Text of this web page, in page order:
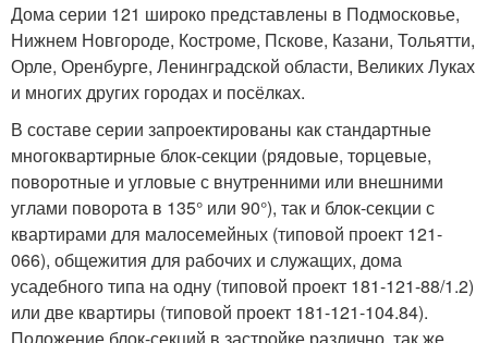
Дома серии 121 широко представлены в Подмосковье,
Нижнем Новгороде, Костроме, Пскове, Казани, Тольятти,
Орле, Оренбурге, Ленинградской области, Великих Луках
и многих других городах и посёлках.
В составе серии запроектированы как стандартные
многоквартирные блок-секции (рядовые, торцевые,
поворотные и угловые с внутренними или внешними
углами поворота в 135° или 90°), так и блок-секции с
квартирами для малосемейных (типовой проект 121-
066), общежития для рабочих и служащих, дома
усадебного типа на одну (типовой проект 181-121-88/1.2)
или две квартиры (типовой проект 181-121-104.84).